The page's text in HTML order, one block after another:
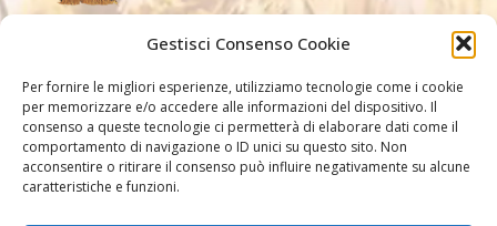
Gestisci Consenso Cookie
Per fornire le migliori esperienze, utilizziamo tecnologie come i cookie
per memorizzare e/o accedere alle informazioni del dispositivo. Il
consenso a queste tecnologie ci permetterà di elaborare dati come il
comportamento di navigazione o ID unici su questo sito. Non
acconsentire o ritirare il consenso può influire negativamente su alcune
caratteristiche e funzioni.
Nossos link